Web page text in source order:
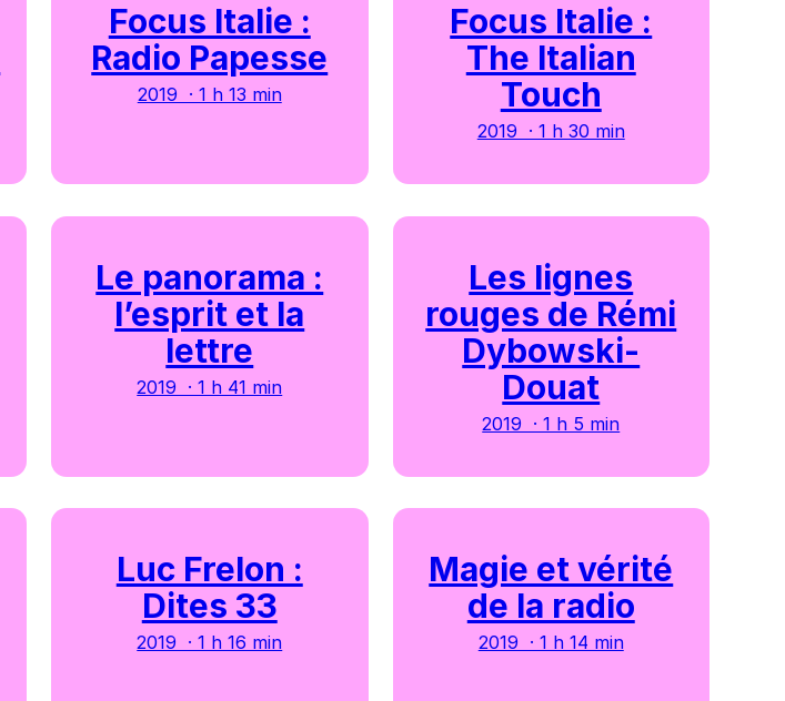
Focus Italie :
Radio Papesse
2019 · 1 h 13 min
Focus Italie :
The Italian
Touch
2019 · 1 h 30 min
Le panorama :
l’esprit et la
lettre
2019 · 1 h 41 min
Les lignes
rouges de Rémi
Dybowski-
Douat
2019 · 1 h 5 min
Luc Frelon :
Dites 33
2019 · 1 h 16 min
Magie et vérité
de la radio
2019 · 1 h 14 min